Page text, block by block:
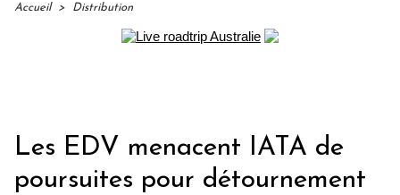
Accueil > Distribution
Les EDV menacent IATA de
poursuites pour détournement